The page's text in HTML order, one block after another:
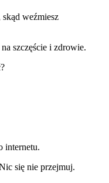
skąd weźmiesz
szczęście i zdrowie.
internetu.
się nie przejmuj.